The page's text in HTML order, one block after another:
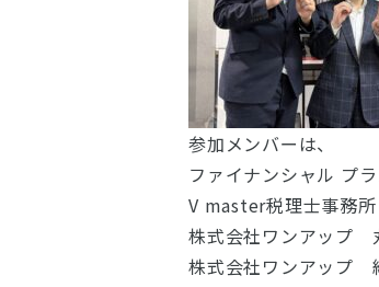
参加メンバーは、
ファイナンシャル プ
V master税理士事務
株式会社ワンアップ
株式会社ワンアップ